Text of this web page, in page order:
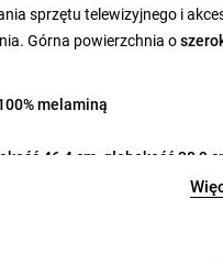
sprzętu telewizyjnego i
Górna powierzchnia o
melaminą
46,4 cm, głębokość 38,9